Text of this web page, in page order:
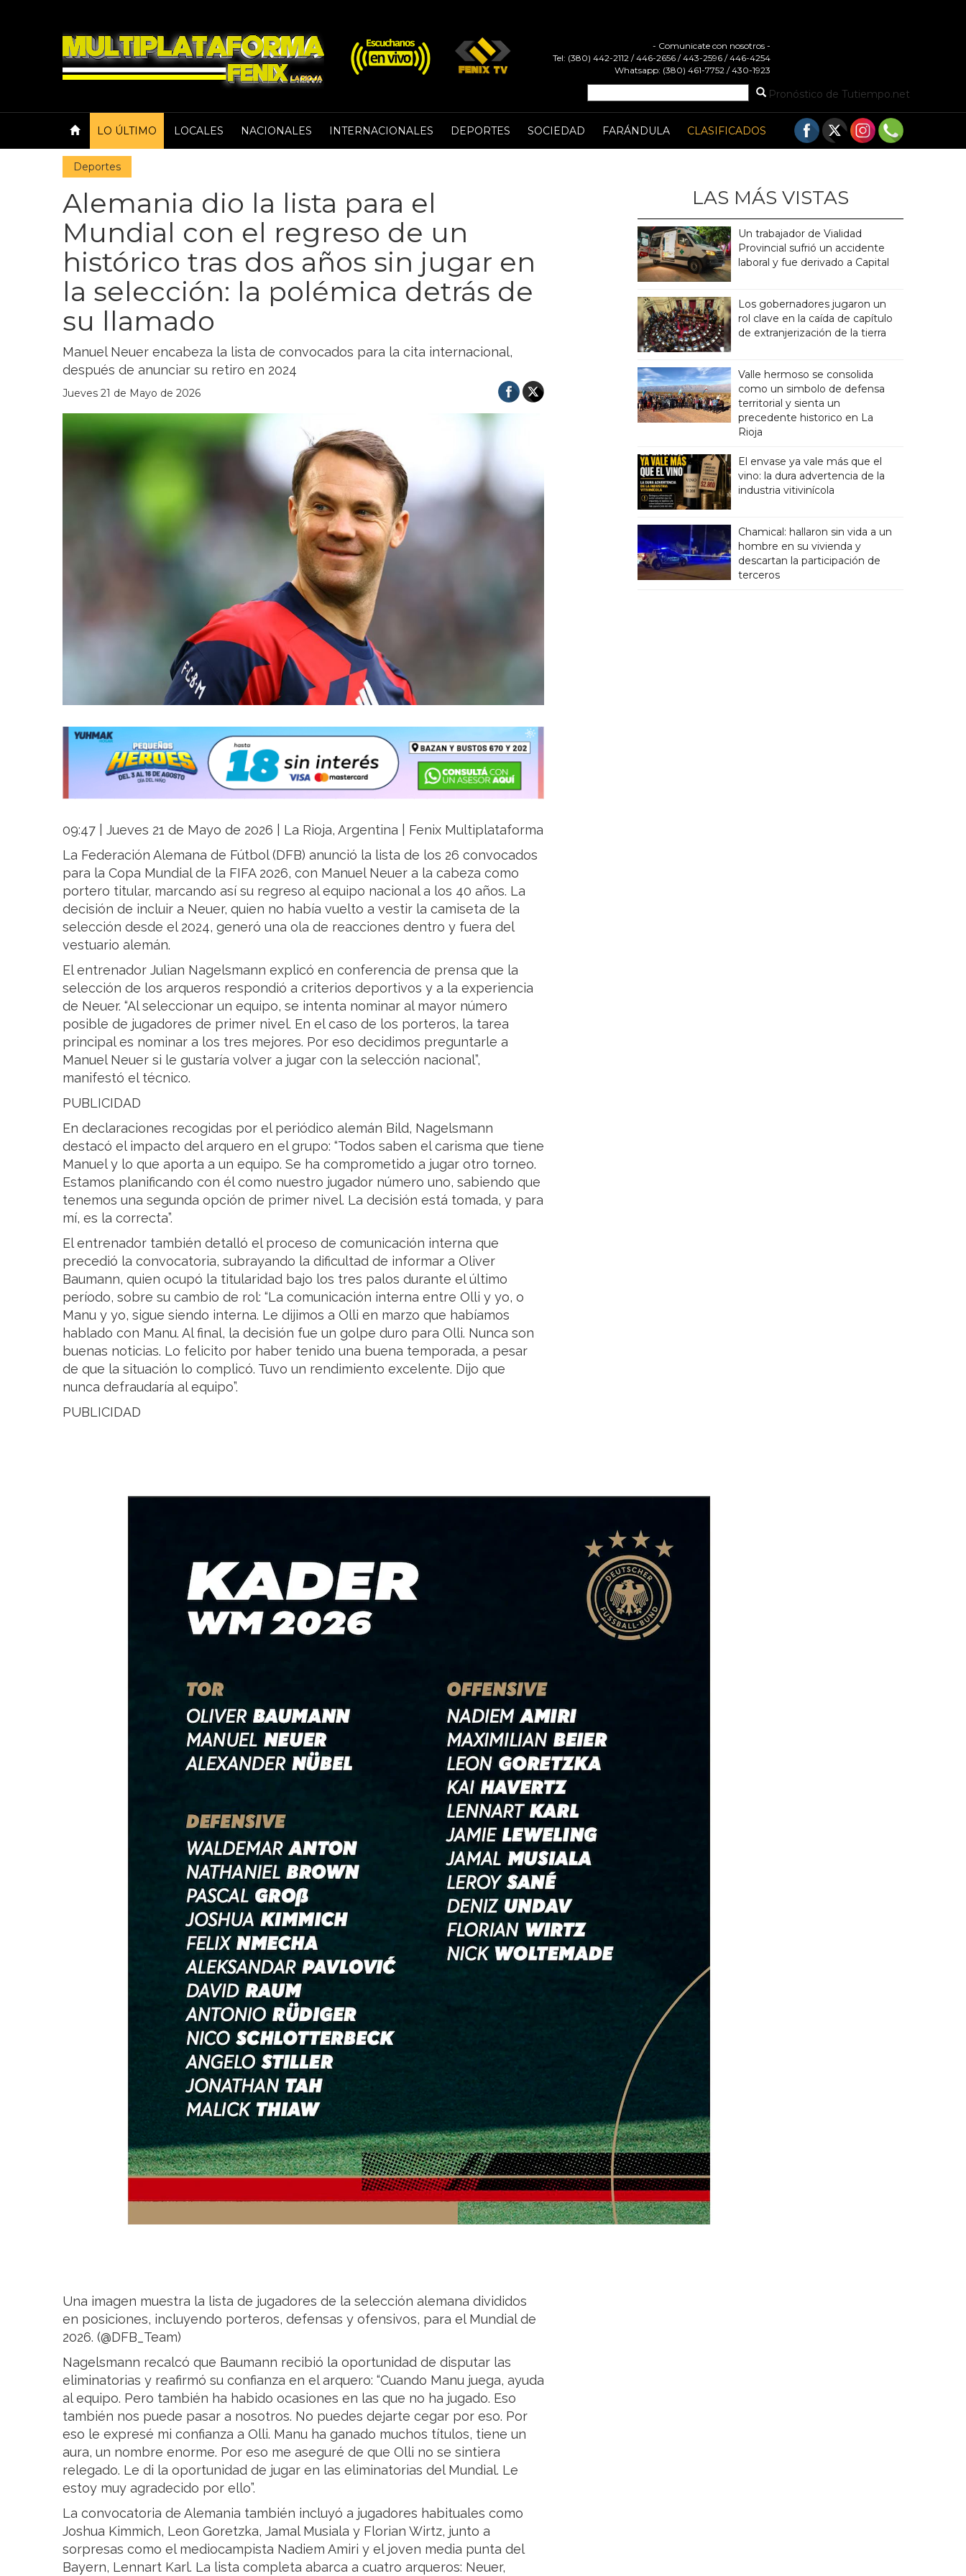
- Comunicate con nosotros -
Tel: (380) 442-2112 / 446-2656 / 443-2596 / 446-4254
Whatsapp: (380) 461-7752 / 430-1923
Pronóstico de Tutiempo.net
LO ÚLTIMO LOCALES NACIONALES INTERNACIONALES DEPORTES SOCIEDAD FARÁNDULA CLASIFICADOS
Deportes
Alemania dio la lista para el
Mundial con el regreso de un
histórico tras dos años sin jugar en
la selección: la polémica detrás de
su llamado
Manuel Neuer encabeza la lista de convocados para la cita internacional,
después de anunciar su retiro en 2024
Jueves 21 de Mayo de 2026
09:47 | Jueves 21 de Mayo de 2026 | La Rioja, Argentina | Fenix Multiplataforma
La Federación Alemana de Fútbol (DFB) anunció la lista de los 26 convocados
para la Copa Mundial de la FIFA 2026, con Manuel Neuer a la cabeza como
portero titular, marcando así su regreso al equipo nacional a los 40 años. La
decisión de incluir a Neuer, quien no había vuelto a vestir la camiseta de la
selección desde el 2024, generó una ola de reacciones dentro y fuera del
vestuario alemán.
El entrenador Julian Nagelsmann explicó en conferencia de prensa que la
selección de los arqueros respondió a criterios deportivos y a la experiencia
de Neuer. “Al seleccionar un equipo, se intenta nominar al mayor número
posible de jugadores de primer nivel. En el caso de los porteros, la tarea
principal es nominar a los tres mejores. Por eso decidimos preguntarle a
Manuel Neuer si le gustaría volver a jugar con la selección nacional”,
manifestó el técnico.
PUBLICIDAD
En declaraciones recogidas por el periódico alemán Bild, Nagelsmann
destacó el impacto del arquero en el grupo: “Todos saben el carisma que tiene
Manuel y lo que aporta a un equipo. Se ha comprometido a jugar otro torneo.
Estamos planificando con él como nuestro jugador número uno, sabiendo que
tenemos una segunda opción de primer nivel. La decisión está tomada, y para
mí, es la correcta”.
El entrenador también detalló el proceso de comunicación interna que
precedió la convocatoria, subrayando la dificultad de informar a Oliver
Baumann, quien ocupó la titularidad bajo los tres palos durante el último
período, sobre su cambio de rol: “La comunicación interna entre Olli y yo, o
Manu y yo, sigue siendo interna. Le dijimos a Olli en marzo que habíamos
hablado con Manu. Al final, la decisión fue un golpe duro para Olli. Nunca son
buenas noticias. Lo felicito por haber tenido una buena temporada, a pesar
de que la situación lo complicó. Tuvo un rendimiento excelente. Dijo que
nunca defraudaría al equipo”.
PUBLICIDAD
Una imagen muestra la lista de jugadores de la selección alemana divididos
en posiciones, incluyendo porteros, defensas y ofensivos, para el Mundial de
2026. (@DFB_Team)
Nagelsmann recalcó que Baumann recibió la oportunidad de disputar las
eliminatorias y reafirmó su confianza en el arquero: “Cuando Manu juega, ayuda
al equipo. Pero también ha habido ocasiones en las que no ha jugado. Eso
también nos puede pasar a nosotros. No puedes dejarte cegar por eso. Por
eso le expresé mi confianza a Olli. Manu ha ganado muchos títulos, tiene un
aura, un nombre enorme. Por eso me aseguré de que Olli no se sintiera
relegado. Le di la oportunidad de jugar en las eliminatorias del Mundial. Le
estoy muy agradecido por ello”.
La convocatoria de Alemania también incluyó a jugadores habituales como
Joshua Kimmich, Leon Goretzka, Jamal Musiala y Florian Wirtz, junto a
sorpresas como el mediocampista Nadiem Amiri y el joven media punta del
Bayern, Lennart Karl. La lista completa abarca a cuatro arqueros: Neuer,
LAS MÁS VISTAS
Un trabajador de Vialidad
Provincial sufrió un accidente
laboral y fue derivado a Capital
Los gobernadores jugaron un
rol clave en la caída de capítulo
de extranjerización de la tierra
Valle hermoso se consolida
como un simbolo de defensa
territorial y sienta un
precedente historico en La
Rioja
El envase ya vale más que el
vino: la dura advertencia de la
industria vitivinícola
Chamical: hallaron sin vida a un
hombre en su vivienda y
descartan la participación de
terceros